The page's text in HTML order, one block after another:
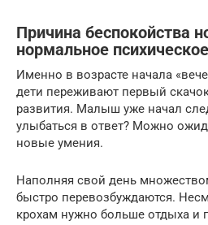
Причина беспокойства
нормальное
Именно в возрасте начала
дети переживают первый
развития. Малыш уже начал
улыбаться в ответ? Можно
новые умения.
Наполняя свой день
быстро перевозбуждаются.
крохам нужно больше отдыха и